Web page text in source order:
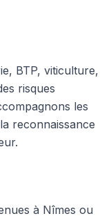
BTP, viticulture,
risques
les
reconnaissance
à Nîmes ou